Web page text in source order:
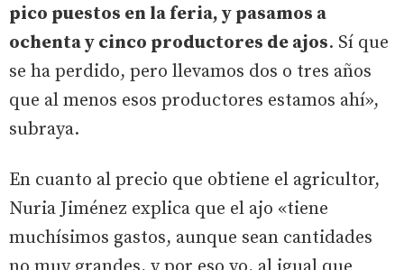
pico puestos en la feria, y pasamos a
ochenta y cinco productores de ajos. Sí que
se ha perdido, pero llevamos dos o tres años
que al menos esos productores estamos ahí»,
subraya.
En cuanto al precio que obtiene el agricultor,
Nuria Jiménez explica que el ajo «tiene
muchísimos gastos, aunque sean cantidades